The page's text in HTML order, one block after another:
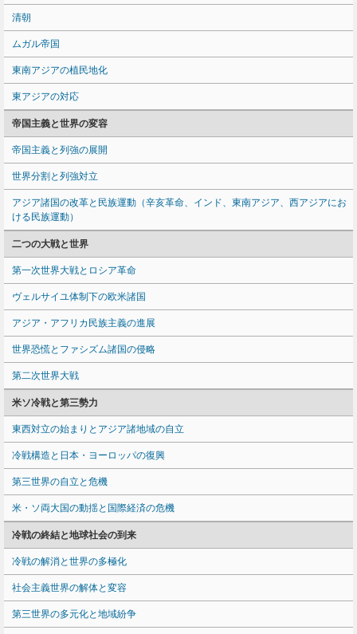
清朝
ムガル帝国
東南アジアの植民地化
東アジアの対応
帝国主義と世界の変容
帝国主義と列強の展開
世界分割と列強対立
アジア諸国の改革と民族運動（辛亥革命、インド、東南アジア、西アジアにお
ける民族運動）
二つの大戦と世界
第一次世界大戦とロシア革命
ヴェルサイユ体制下の欧米諸国
アジア・アフリカ民族主義の進展
世界恐慌とファシズム諸国の侵略
第二次世界大戦
米ソ冷戦と第三勢力
東西対立の始まりとアジア諸地域の自立
冷戦構造と日本・ヨーロッパの復興
第三世界の自立と危機
米・ソ両大国の動揺と国際経済の危機
冷戦の終結と地球社会の到来
冷戦の解消と世界の多極化
社会主義世界の解体と変容
第三世界の多元化と地域紛争